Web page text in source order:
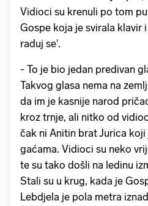
Vidioci su krenuli po tom
Gospe koja je svirala klavir
raduj se'.
- To je bio jedan predivan
Takvog glasa nema na
da im je kasnije narod
kroz trnje, ali nitko od
čak ni Anitin brat Jurica
gaćama. Vidioci su neko
te su tako došli na ledinu
Stali su u krug, kada je
Lebdjela je pola metra